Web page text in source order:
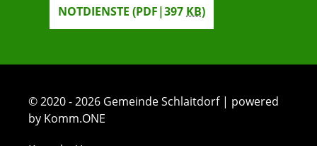
NOTDIENSTE (PDF|397 KB)
© 2020 - 2026 Gemeinde Schlaitdorf | powered
by Komm.ONE